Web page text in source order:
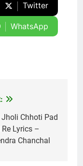
Twitter
WhatsApp
Jholi Chhoti Pad
Re Lyrics –
Chanchal